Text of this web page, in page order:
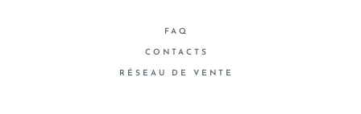
FAQ
CONTACTS
RÉSEAU DE VENTE